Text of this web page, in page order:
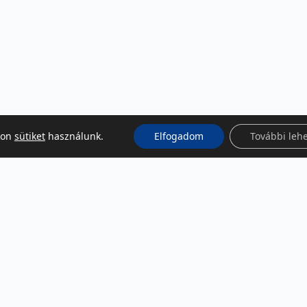
sütikethasználunk. Elfogadom További